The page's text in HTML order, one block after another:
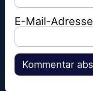
E-Mail-Adresse